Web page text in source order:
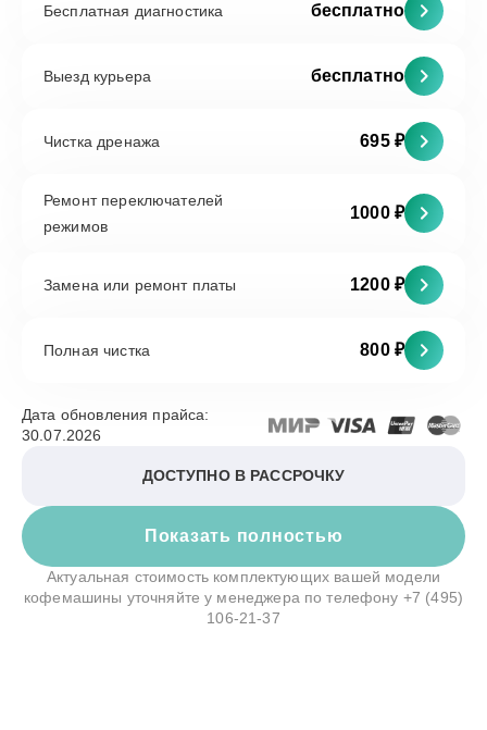
Бесплатная диагностика бесплатно
Выезд курьера бесплатно
Чистка дренажа 695 ₽
Ремонт переключателей
режимов
1000 ₽
Замена или ремонт платы 1200 ₽
Полная чистка 800 ₽
Показать полностью
Дата обновления прайса:
30.07.2026
ДОСТУПНО В РАССРОЧКУ
Актуальная стоимость комплектующих вашей модели
кофемашины уточняйте у менеджера по телефону +7 (495)
106-21-37